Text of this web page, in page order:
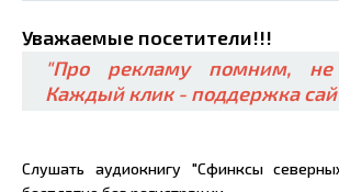
Уважаемые посетители!!!
"Про рекламу помним, не
Каждый клик - поддержка
Слушать аудиокнигу "Сфинксы